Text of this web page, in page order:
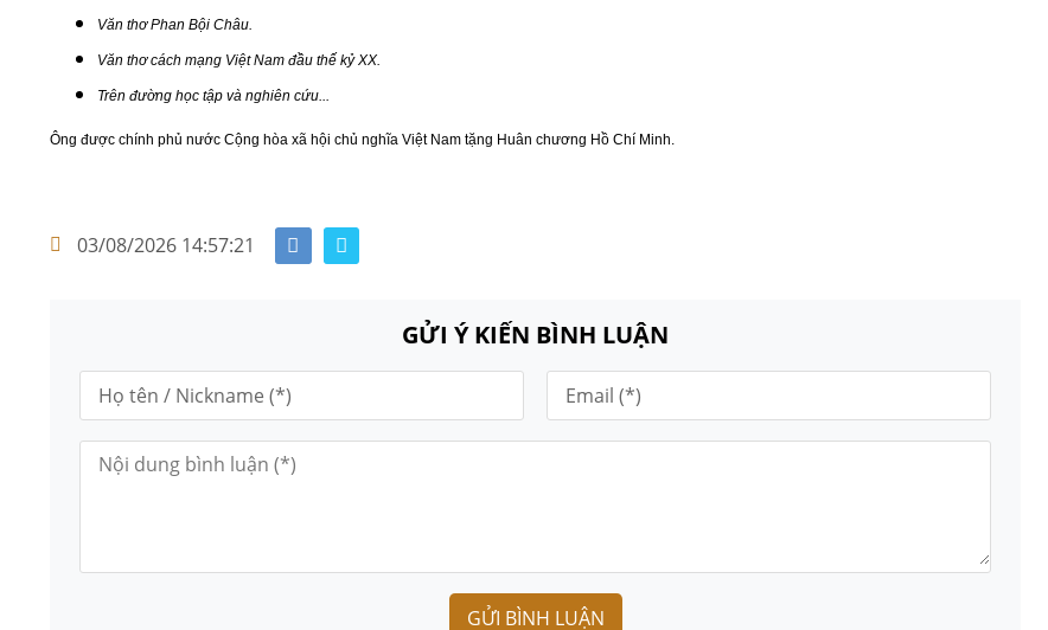
Văn thơ Phan Bội Châu.
Văn thơ cách mạng Việt Nam đầu thế kỷ XX.
Trên đường học tập và nghiên cứu...
Ông được chính phủ nước Cộng hòa xã hội chủ nghĩa Việt Nam tặng Huân chương Hồ Chí Minh.
03/08/2026 14:57:21
GỬI Ý KIẾN BÌNH LUẬN
GỬI BÌNH LUẬN